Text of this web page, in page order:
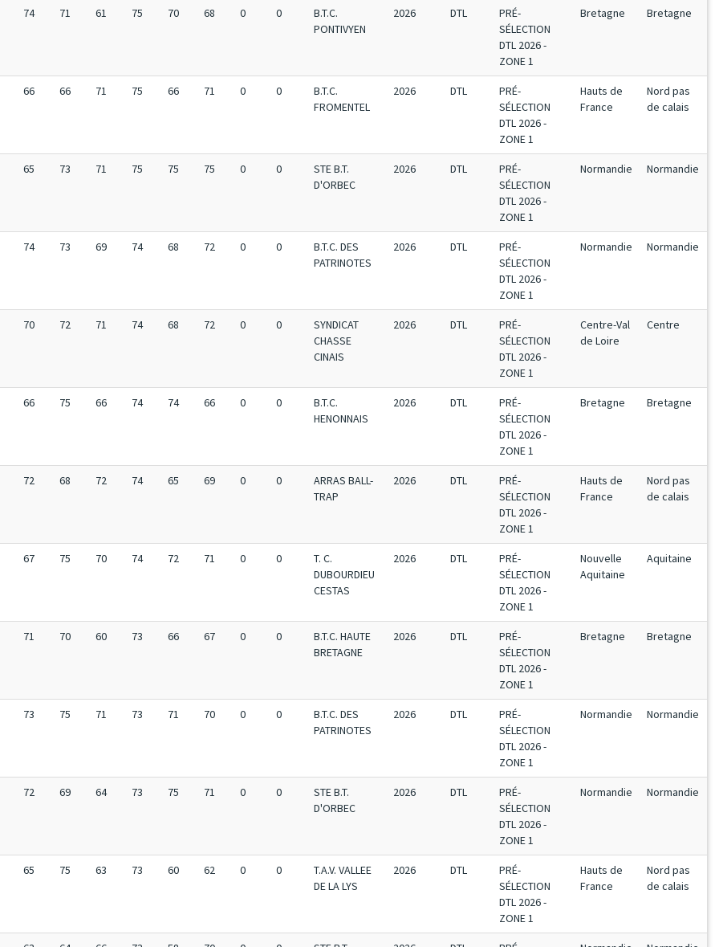
74 71 61 75 70 68 0 0
B.T.C.
PONTIVYEN
2026 DTL
PRÉ-
SÉLECTION
DTL 2026 -
ZONE 1
Bretagne Bretagne
66 66 71 75 66 71 0 0
B.T.C.
FROMENTEL
2026 DTL
PRÉ-
SÉLECTION
DTL 2026 -
ZONE 1
Hauts de
France
Nord pas
de calais
65 73 71 75 75 75 0 0
STE B.T.
D'ORBEC
2026 DTL
PRÉ-
SÉLECTION
DTL 2026 -
ZONE 1
Normandie Normandie
74 73 69 74 68 72 0 0
B.T.C. DES
PATRINOTES
2026 DTL
PRÉ-
SÉLECTION
DTL 2026 -
ZONE 1
Normandie Normandie
70 72 71 74 68 72 0 0
SYNDICAT
CHASSE
CINAIS
2026 DTL
PRÉ-
SÉLECTION
DTL 2026 -
ZONE 1
Centre-Val
de Loire
Centre
66 75 66 74 74 66 0 0
B.T.C.
HENONNAIS
2026 DTL
PRÉ-
SÉLECTION
DTL 2026 -
ZONE 1
Bretagne Bretagne
72 68 72 74 65 69 0 0
ARRAS BALL-
TRAP
2026 DTL
PRÉ-
SÉLECTION
DTL 2026 -
ZONE 1
Hauts de
France
Nord pas
de calais
67 75 70 74 72 71 0 0
T. C.
DUBOURDIEU
CESTAS
2026 DTL
PRÉ-
SÉLECTION
DTL 2026 -
ZONE 1
Nouvelle
Aquitaine
Aquitaine
71 70 60 73 66 67 0 0
B.T.C. HAUTE
BRETAGNE
2026 DTL
PRÉ-
SÉLECTION
DTL 2026 -
ZONE 1
Bretagne Bretagne
73 75 71 73 71 70 0 0
B.T.C. DES
PATRINOTES
2026 DTL
PRÉ-
SÉLECTION
DTL 2026 -
ZONE 1
Normandie Normandie
72 69 64 73 75 71 0 0
STE B.T.
D'ORBEC
2026 DTL
PRÉ-
SÉLECTION
DTL 2026 -
ZONE 1
Normandie Normandie
65 75 63 73 60 62 0 0
T.A.V. VALLEE
DE LA LYS
2026 DTL
PRÉ-
SÉLECTION
DTL 2026 -
ZONE 1
Hauts de
France
Nord pas
de calais